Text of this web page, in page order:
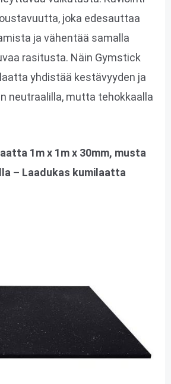
joka edesauttaa
ja vähentää samalla
rasitusta. Näin Gymstick
yhdistää kestävyyden ja
neutraalilla, mutta tehokkaalla
1m x 1m x 30mm, musta
– Laadukas kumilaatta